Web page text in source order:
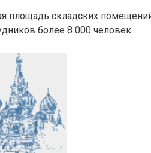
площадь складских
более 8 000 человек.